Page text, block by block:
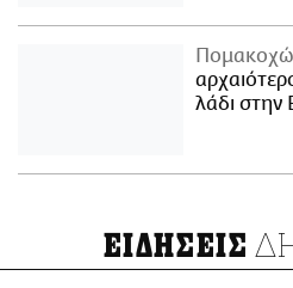
λάδι στην
ΕΙΔΗΣΕΙΣ